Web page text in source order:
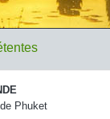
Phuket